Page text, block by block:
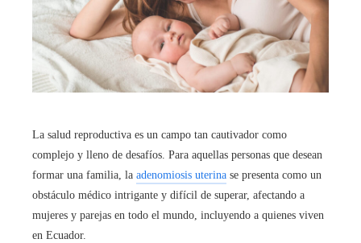
La salud reproductiva es un campo tan cautivador como
complejo y lleno de desafíos. Para aquellas personas que desean
formar una familia, la adenomiosis uterina se presenta como un
obstáculo médico intrigante y difícil de superar, afectando a
mujeres y parejas en todo el mundo, incluyendo a quienes viven
en Ecuador.